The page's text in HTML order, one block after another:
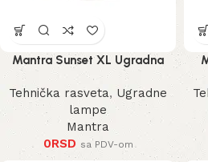
Mantra Sunset XL Ugradna
Lampa
Tehnička rasveta, Ugradne
lampe
Mantra
0RSD sa PDV-om